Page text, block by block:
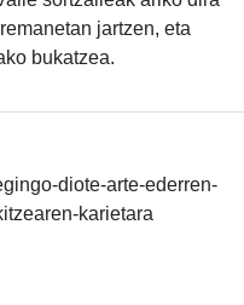
jartzen, eta
bukatzea.